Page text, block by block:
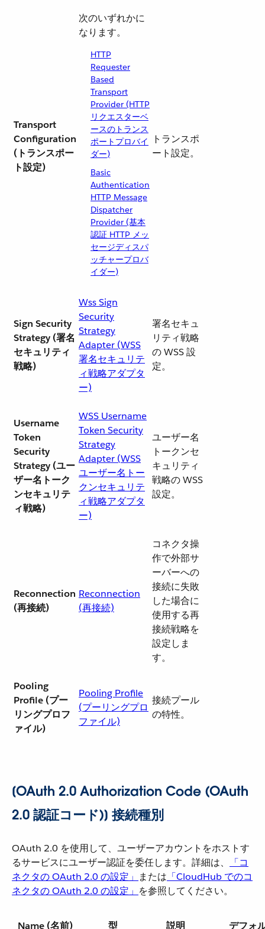
Transport
Configuration
(トランスポー
ト設定)
次のいずれかに
なります。
HTTP
Requester
Based
Transport
Provider (HTTP
リクエスターベ
ースのトランス
ポートプロバイ
ダー)
Basic
Authentication
HTTP Message
Dispatcher
Provider (基本
認証 HTTP メッ
セージディスパ
ッチャープロバ
イダー)
トランスポ
ート設定。
Sign Security
Strategy (署名
セキュリティ
戦略)
Wss Sign
Security
Strategy
Adapter (WSS
署名セキュリテ
ィ戦略アダプタ
ー)
署名セキュ
リティ戦略
の WSS 設
定。
Username
Token
Security
Strategy (ユー
ザー名トーク
ンセキュリテ
ィ戦略)
WSS Username
Token Security
Strategy
Adapter (WSS
ユーザー名トー
クンセキュリテ
ィ戦略アダプタ
ー)
ユーザー名
トークンセ
キュリティ
戦略の WSS
設定。
Reconnection
(再接続)
Reconnection
(再接続)
コネクタ操
作で外部サ
ーバーへの
接続に失敗
した場合に
使用する再
接続戦略を
設定しま
す。
Pooling
Profile (プー
リングプロフ
ァイル)
Pooling Profile
(プーリングプロ
ファイル)
接続プール
の特性。
[OAuth 2.0 Authorization Code (OAuth
2.0 認証コード)] 接続種別
OAuth 2.0 を使用して、ユーザーアカウントをホストす
るサービスにユーザー認証を委任します。詳細は、​
「コ
ネクタの OAuth 2.0 の設定」 ​または​ 「CloudHub でのコ
ネクタの OAuth 2.0 の設定」 ​を参照してください。
Name (名前) 型 説明 デフォ